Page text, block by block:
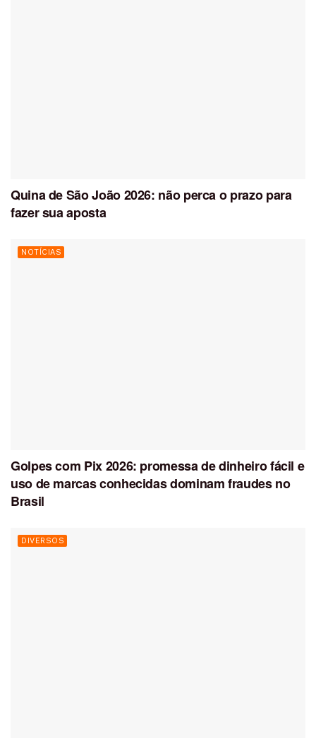
Quina de São João 2026: não perca o prazo para
fazer sua aposta
NOTÍCIAS
Golpes com Pix 2026: promessa de dinheiro fácil e
uso de marcas conhecidas dominam fraudes no
Brasil
DIVERSOS